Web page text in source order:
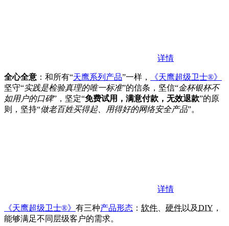
详情
全心全意 ：和所有“天鹰系列产品”一样，
《天鹰超级卫士®》
坚守“实践是检验真理的唯一标准”的信条，坚信“金杯银杯不
如用户的口碑”，坚定“免费试用，满意付款，无效退款”的原
则，坚持“做老百姓买得起、用得好的网络安全产品”。
详情
《天鹰超级卫士®》 有三种产品形态 ： 软件 硬件以及DIY ，
能够满足不同层级客户的需求。